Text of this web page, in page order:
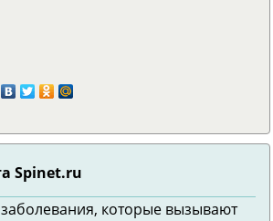
Spinet.ru
которые вызывают